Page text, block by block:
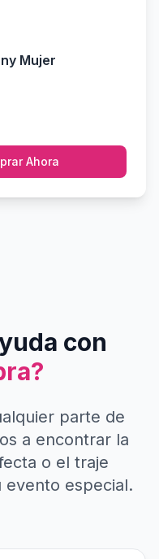
Mujer
Ahora
con
parte de
a encontrar la
o el traje
evento especial.